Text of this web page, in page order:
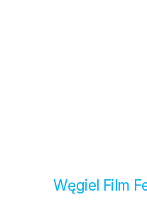
Węgiel Film